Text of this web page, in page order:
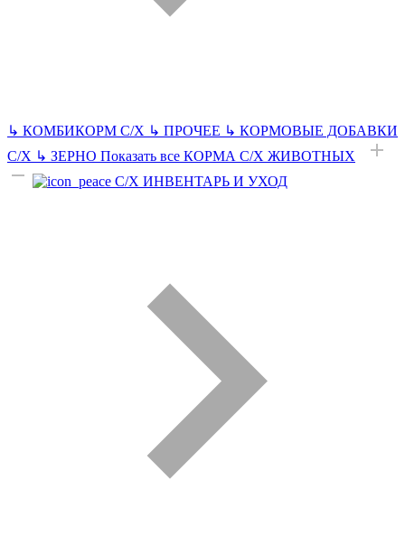
↳ КОМБИКОРМ С/Х ↳ ПРОЧЕЕ ↳ КОРМОВЫЕ ДОБАВКИ
С/Х ↳ ЗЕРНО Показать все КОРМА С/Х ЖИВОТНЫХ
С/Х ИНВЕНТАРЬ И УХОД